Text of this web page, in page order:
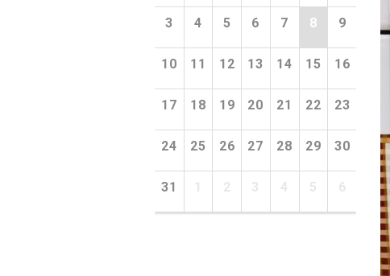
3 4 5 6 7 8 9
10 11 12 13 14 15 16
17 18 19 20 21 22 23
24 25 26 27 28 29 30
31